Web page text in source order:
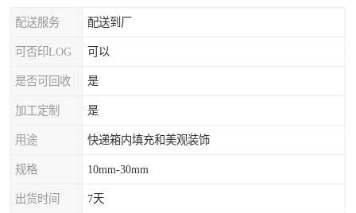
配送服务 配送到厂
可否印LOG 可以
是否可回收 是
加工定制 是
用途 快递箱内填充和美观装饰
规格 10mm-30mm
出货时间 7天